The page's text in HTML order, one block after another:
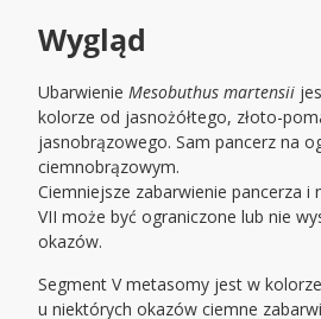
Wygląd
Ubarwienie Mesobuthus martensii
kolorze od jasnożółtego, złoto-
jasnobrązowego. Sam pancerz na
ciemnobrązowym.
Ciemniejsze zabarwienie pancerza
VII może być ograniczone lub nie
okazów.
Segment V metasomy jest w
u niektórych okazów ciemne